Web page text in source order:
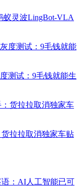
蚁灵波LingBot-VLA
测试：9毛钱就能生
拉拉取消独家车贴